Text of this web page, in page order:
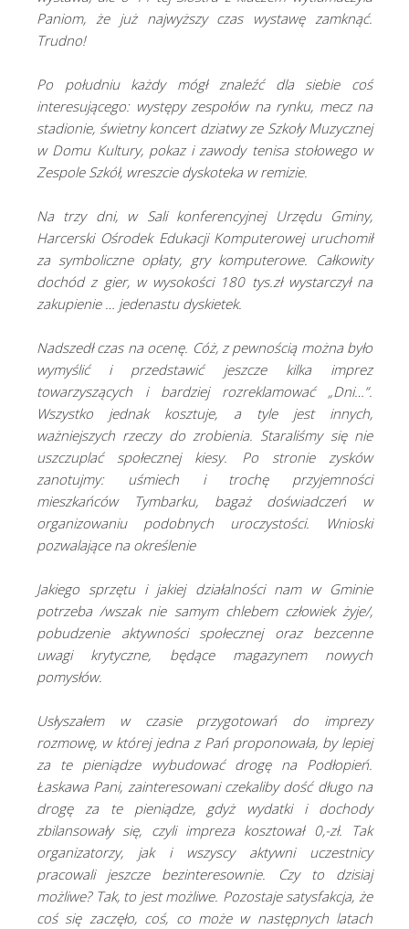
Paniom, że już najwyższy czas wystawę zamknąć.
Trudno!
Po południu każdy mógł znaleźć dla siebie coś
interesującego: występy zespołów na rynku, mecz na
stadionie, świetny koncert dziatwy ze Szkoły Muzycznej
w Domu Kultury, pokaz i zawody tenisa stołowego w
Zespole Szkół, wreszcie dyskoteka w remizie.
Na trzy dni, w Sali konferencyjnej Urzędu Gminy,
Harcerski Ośrodek Edukacji Komputerowej uruchomił
za symboliczne opłaty, gry komputerowe. Całkowity
dochód z gier, w wysokości 180 tys.zł wystarczył na
zakupienie … jedenastu dyskietek.
Nadszedł czas na ocenę. Cóż, z pewnością można było
wymyślić i przedstawić jeszcze kilka imprez
towarzyszących i bardziej rozreklamować „Dni…”.
Wszystko jednak kosztuje, a tyle jest innych,
ważniejszych rzeczy do zrobienia. Staraliśmy się nie
uszczuplać społecznej kiesy. Po stronie zysków
zanotujmy: uśmiech i trochę przyjemności
mieszkańców Tymbarku, bagaż doświadczeń w
organizowaniu podobnych uroczystości. Wnioski
pozwalające na określenie
Jakiego sprzętu i jakiej działalności nam w Gminie
potrzeba /wszak nie samym chlebem człowiek żyje/,
pobudzenie aktywności społecznej oraz bezcenne
uwagi krytyczne, będące magazynem nowych
pomysłów.
Usłyszałem w czasie przygotowań do imprezy
rozmowę, w której jedna z Pań proponowała, by lepiej
za te pieniądze wybudować drogę na Podłopień.
Łaskawa Pani, zainteresowani czekaliby dość długo na
drogę za te pieniądze, gdyż wydatki i dochody
zbilansowały się, czyli impreza kosztował 0,-zł. Tak
organizatorzy, jak i wszyscy aktywni uczestnicy
pracowali jeszcze bezinteresownie. Czy to dzisiaj
możliwe? Tak, to jest możliwe. Pozostaje satysfakcja, że
coś się zaczęło, coś, co może w następnych latach